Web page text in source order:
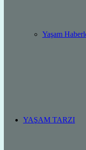
Yaşam
YAŞAM TARZI